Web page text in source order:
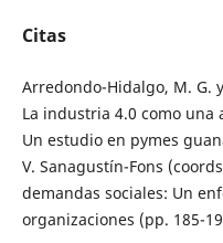
Citas
Arredondo-Hidalgo, M. G.
La industria 4.0 como
Un estudio en pymes
V. Sanagustín-Fons
demandas sociales: Un
organizaciones (pp. 185-